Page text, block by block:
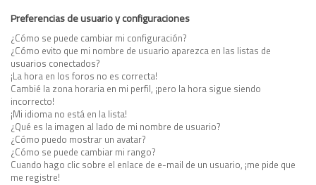
Preferencias de usuario y configuraciones
¿Cómo se puede cambiar mi configuración?
¿Cómo evito que mi nombre de usuario aparezca en las listas de
usuarios conectados?
¡La hora en los foros no es correcta!
Cambié la zona horaria en mi perfil, ¡pero la hora sigue siendo
incorrecto!
¡Mi idioma no está en la lista!
¿Qué es la imagen al lado de mi nombre de usuario?
¿Cómo puedo mostrar un avatar?
¿Cómo se puede cambiar mi rango?
Cuando hago clic sobre el enlace de e-mail de un usuario, ¡me pide que
me registre!